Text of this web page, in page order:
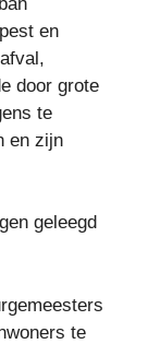
en
door grote
te
en zijn
geleegd
te